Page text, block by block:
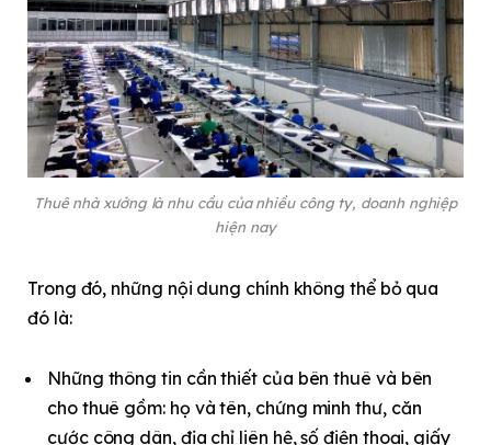
Thuê nhà xưởng là nhu cầu của nhiều công ty, doanh nghiệp
hiện nay
Trong đó, những nội dung chính không thể bỏ qua
đó là:
Những thông tin cần thiết của bên thuê và bên
cho thuê gồm: họ và tên, chứng minh thư, căn
cước công dân, địa chỉ liên hệ, số điện thoại, giấy